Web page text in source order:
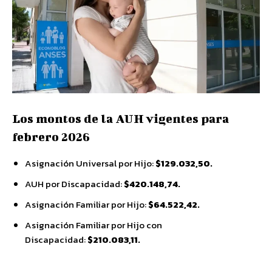
Los montos de la AUH vigentes para
febrero 2026
Asignación Universal por Hijo:$129.032,50.
AUH por Discapacidad:$420.148,74.
Asignación Familiar por Hijo:$64.522,42.
Asignación Familiar por Hijo con
Discapacidad:$210.083,11.